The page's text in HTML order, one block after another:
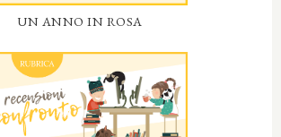
UN ANNO IN ROSA